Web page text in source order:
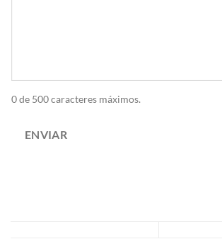
0 de 500 caracteres máximos.
ENVIAR